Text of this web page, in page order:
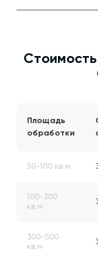
Площадь
обработки
50-100 кв.м
100-300
кв.м
300-500
кв.м